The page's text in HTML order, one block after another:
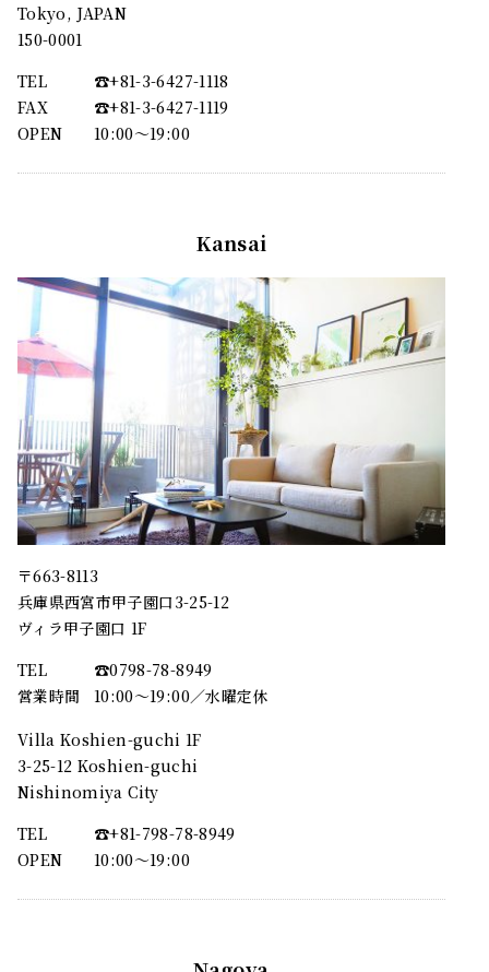
Tokyo, JAPAN
150-0001
TEL
☎︎+81-3-6427-1118
FAX
☎︎+81-3-6427-1119
OPEN
10:00〜19:00
Kansai
〒663-8113
兵庫県西宮市甲子園口3-25-12
ヴィラ甲子園口 1F
TEL
☎︎0798-78-8949
営業時間
10:00～19:00／水曜定休
Villa Koshien-guchi 1F
3-25-12 Koshien-guchi
Nishinomiya City
TEL
☎︎+81-798-78-8949
OPEN
10:00〜19:00